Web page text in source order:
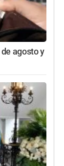
agosto y